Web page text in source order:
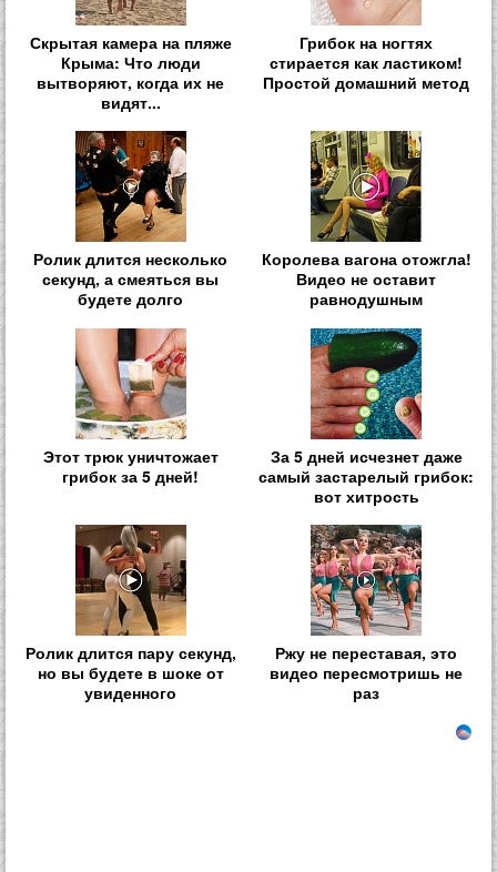
Скрытая камера на пляже
Крыма: Что люди
вытворяют, когда их не
видят...
Грибок на ногтях
стирается как ластиком!
Простой домашний метод
Ролик длится несколько
секунд, а смеяться вы
будете долго
Королева вагона отожгла!
Видео не оставит
равнодушным
Этот трюк уничтожает
грибок за 5 дней!
За 5 дней исчезнет даже
самый застарелый грибок:
вот хитрость
Ролик длится пару секунд,
но вы будете в шоке от
увиденного
Ржу не переставая, это
видео пересмотришь не
раз